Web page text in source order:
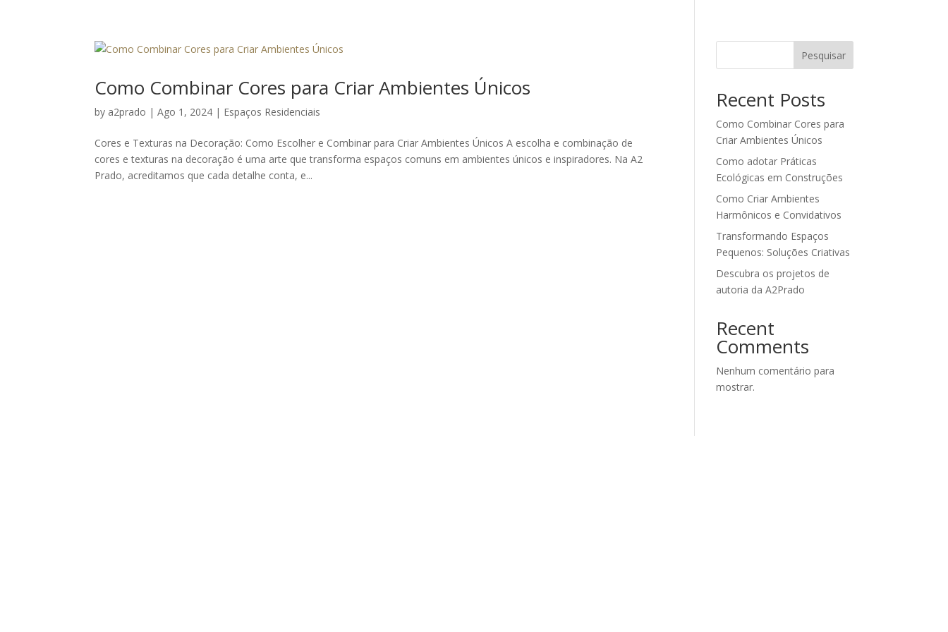
Como Combinar Cores para Criar Ambientes Únicos
by a2prado |Ago 1, 2024 | Espaços Residenciais
Cores e Texturas na Decoração: Como Escolher e Combinar para Criar Ambientes Únicos A escolha e combinação de
cores e texturas na decoração é uma arte que transforma espaços comuns em ambientes únicos e inspiradores. Na A2
Prado, acreditamos que cada detalhe conta, e...
Pesquisar
Recent Posts
Como Combinar Cores para
Criar Ambientes Únicos
Como adotar Práticas
Ecológicas em Construções
Como Criar Ambientes
Harmônicos e Convidativos
Transformando Espaços
Pequenos: Soluções Criativas
Descubra os projetos de
autoria da A2Prado
Recent
Comments
Nenhum comentário para
mostrar.